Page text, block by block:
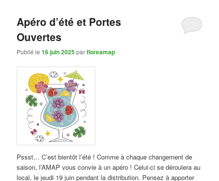
Apéro d’été et Portes
Ouvertes
Publié le16 juin 2025parfloreamap
Pssst… C’est bientôt l’été ! Comme à chaque changement de
saison, l’AMAP vous convie à un apéro ! Celui-ci se déroulera au
local, le jeudi 19 juin pendant la distribution. Pensez à apporter